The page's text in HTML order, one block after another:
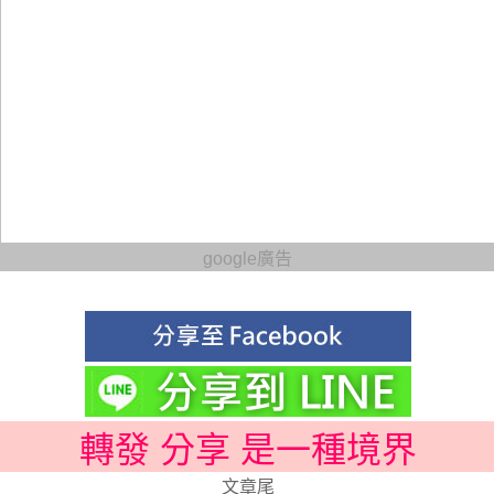
google廣告
轉發 分享 是一種境界
文章尾